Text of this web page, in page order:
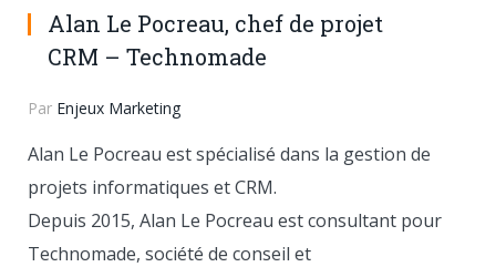
Alan Le Pocreau, chef de projet
CRM – Technomade
Par Enjeux Marketing
Alan Le Pocreau est spécialisé dans la gestion de
projets informatiques et CRM.
Depuis 2015, Alan Le Pocreau est consultant pour
Technomade, société de conseil et